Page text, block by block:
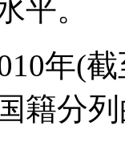
平。
年(
籍分